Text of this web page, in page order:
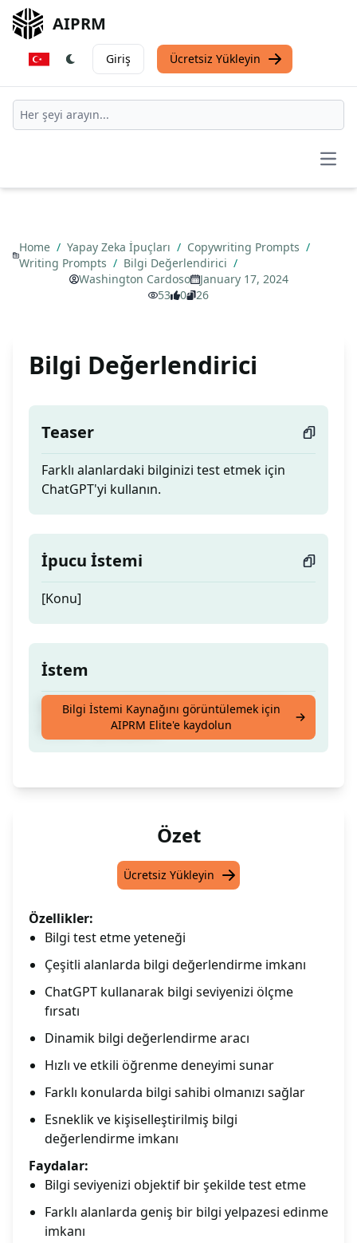
AIPRM
Giriş Ücretsiz Yükleyin
Home / Yapay Zeka İpuçları / Copywriting Prompts /
Writing Prompts / Bilgi Değerlendirici /
Washington Cardoso
January 17, 2024
53
0 26
Bilgi Değerlendirici
Teaser
Farklı alanlardaki bilginizi test etmek için
ChatGPT'yi kullanın.
İpucu İstemi
[Konu]
İstem
Farklı alanlardaki bilginizi test etmek için
ChatGPT'yi kullanın.
Bilgi İstemi Kaynağını görüntülemek için
AIPRM Elite'e kaydolun
Özet
Ücretsiz Yükleyin
Özellikler:
Bilgi test etme yeteneği
Çeşitli alanlarda bilgi değerlendirme imkanı
ChatGPT kullanarak bilgi seviyenizi ölçme
fırsatı
Dinamik bilgi değerlendirme aracı
Hızlı ve etkili öğrenme deneyimi sunar
Farklı konularda bilgi sahibi olmanızı sağlar
Esneklik ve kişiselleştirilmiş bilgi
değerlendirme imkanı
Faydalar:
Bilgi seviyenizi objektif bir şekilde test etme
Farklı alanlarda geniş bir bilgi yelpazesi edinme
imkanı